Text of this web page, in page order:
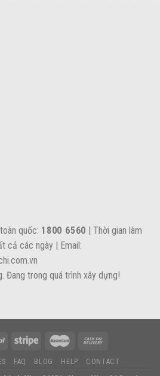
quốc: 1800 6560 | Thời gian làm
cả các ngày | Email:
Đang trong quá trình xây dựng!
FAQ BLOG HELP CONTACT